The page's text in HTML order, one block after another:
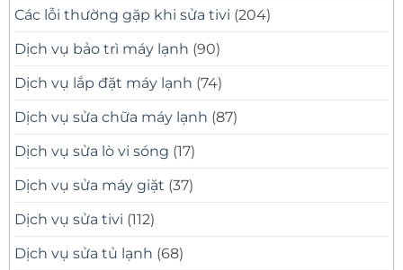
Các lỗi thường gặp khi sửa tivi (204)
Dịch vụ bảo trì máy lạnh (90)
Dịch vụ lắp đặt máy lạnh (74)
Dịch vụ sửa chữa máy lạnh (87)
Dịch vụ sửa lò vi sóng (17)
Dịch vụ sửa máy giặt (37)
Dịch vụ sửa tivi (112)
Dịch vụ sửa tủ lạnh (68)